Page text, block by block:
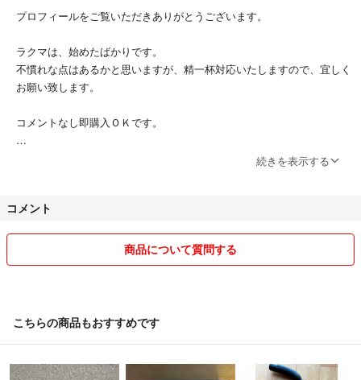
プロフィールをご覧いただきありがとうございます。
ラクマは、始めたばかりです。
不慣れな点はあるかと思いますが、精一杯対応いたしますので、宜しく
お願い致します。
コメントなし即購入ＯＫです。
コメント中であっても、即購入の方を優先します。
細かい事が気になる方や神経質な方は、ご購入をご遠慮ください。
商品は、新品•未使用以外の物は、あくまでも中古品につき、ご理解の
ある方のみご購入お願い致します。
メッセージのやり取りはできるだけ早く対応させて頂きますが、仕事な
さい。
続きを表示する
コメント
商品について質問する
こちらの商品もおすすめです